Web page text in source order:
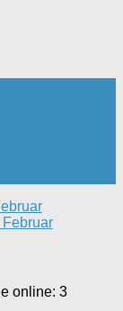
online: 3